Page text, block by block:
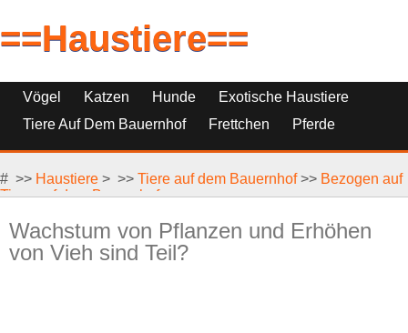
==Haustiere==
Vögel Katzen Hunde
Exotische Haustiere
Tiere Auf Dem Bauernhof
Frettchen
Pferde
Haustierfische
Haustierersatz
Reptilien, Nagetiere Und Kleintiere
# >> Haustiere > >> Tiere auf dem Bauernhof>> Bezogen auf
Tiere auf dem Bauernhof
Wachstum von Pflanzen und Erhöhen
von Vieh sind Teil?